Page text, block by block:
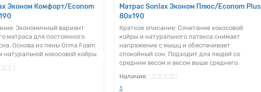
Эконом Комфорт/Econom
Экономичный вариант
матраса для постоянного
Основа из пены Orma Foam
натуральной кокосовой койры.
Матрас Sonlax Эконом Плюс/Econom Plus
80x190
Краткое описание: Сочетание кокосовой
койры и натурального латекса снимает
напряжение с мышц и обеспечивает
спокойный сон. Подходит для людей со
средним весом и весом выше среднего.
3